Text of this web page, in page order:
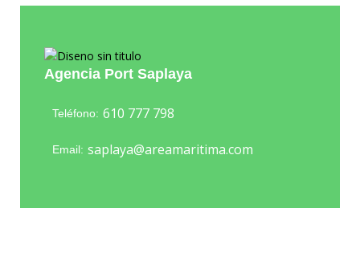
Agencia Port Saplaya
Teléfono: 610 777 798
Email: saplaya@areamaritima.com